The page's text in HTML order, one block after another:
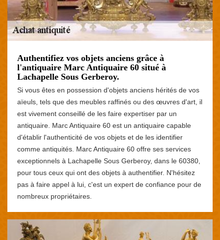
Authentifiez vos objets anciens grâce à
l'antiquaire Marc Antiquaire 60 situé à
Lachapelle Sous Gerberoy.
Si vous êtes en possession d'objets anciens hérités de vos
aïeuls, tels que des meubles raffinés ou des œuvres d'art, il
est vivement conseillé de les faire expertiser par un
antiquaire. Marc Antiquaire 60 est un antiquaire capable
d'établir l'authenticité de vos objets et de les identifier
comme antiquités. Marc Antiquaire 60 offre ses services
exceptionnels à Lachapelle Sous Gerberoy, dans le 60380,
pour tous ceux qui ont des objets à authentifier. N'hésitez
pas à faire appel à lui, c'est un expert de confiance pour de
nombreux propriétaires.